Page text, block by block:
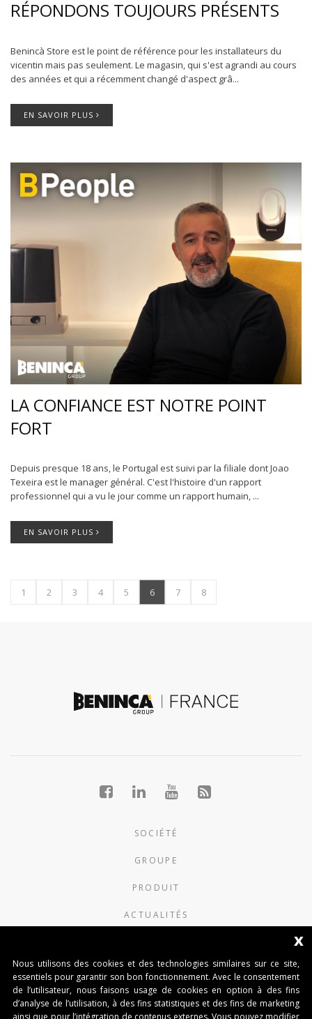
RÉPONDONS TOUJOURS PRÉSENTS
Benincà Store est le point de référence pour les installateurs du
vicentin mais pas seulement. Le magasin, qui s'est agrandi au cours
des années et qui a récemment changé d'aspect grâ...
EN SAVOIR PLUS
LA CONFIANCE EST NOTRE POINT
FORT
Depuis presque 18 ans, le Portugal est suivi par la filiale dont Joao
Texeira est le manager général. C'est l'histoire d'un rapport
professionnel qui a vu le jour comme un rapport humain, ...
EN SAVOIR PLUS
1 2 3 4 5 6 7 8
SOCIÉTÉ
GROUPE
PRODUIT
ACTUALITÉS
Benincà France (Siège social)
15 Chemin du Bois Rond Båtiment B4
x
Nous utilisons des cookies et des technologies similaires sur ce site,
essentiels pour garantir son bon fonctionnement. Avec le consentement
de l’utilisateur, nous faisons usage de cookies en option à des fins
d’analyse de l’utilisation, à des fins statistiques et des fins de marketing
ainsi que pour l’intégration de contenus externes. Vous pouvez modifier